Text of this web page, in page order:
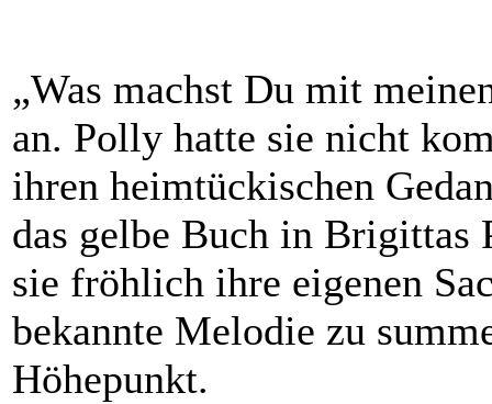
„Was machst Du mit
an. Polly hatte sie nicht
ihren heimtückischen
das gelbe Buch in Brigittas
sie fröhlich ihre eigenen
bekannte Melodie zu
Höhepunkt.